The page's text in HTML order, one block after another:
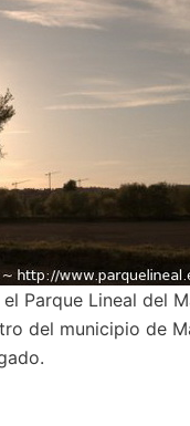
Parque Lineal del
del municipio de